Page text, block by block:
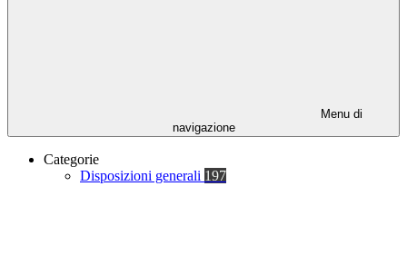
Menu di
navigazione
Categorie
Disposizioni generali 197